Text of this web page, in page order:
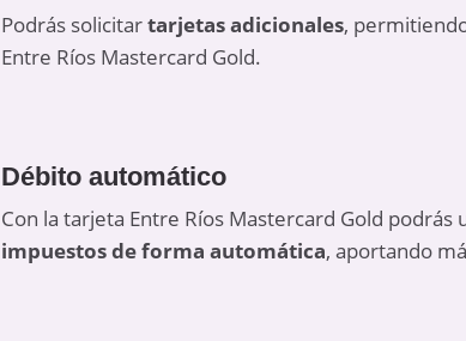
Podrás solicitartarjetas adicionales,
Entre Ríos Mastercard Gold.
Débito automático
Con la tarjeta Entre Ríos Mastercard Gold podrás
impuestos de forma automática, aportando